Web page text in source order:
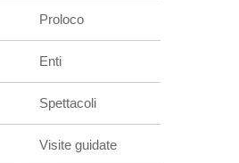
Proloco
Enti
Spettacoli
Visite guidate